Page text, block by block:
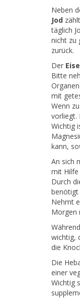
Neben
Jod
täglich
nicht zu
zurück.
Der
Bitte
mit
Wenn
vorliegt.
Wichtig
kann,
An sich
mit Hilfe
Durch
benötigt
Nehmt
Morgen
wichtig,
die
Die
einer
Wichtig